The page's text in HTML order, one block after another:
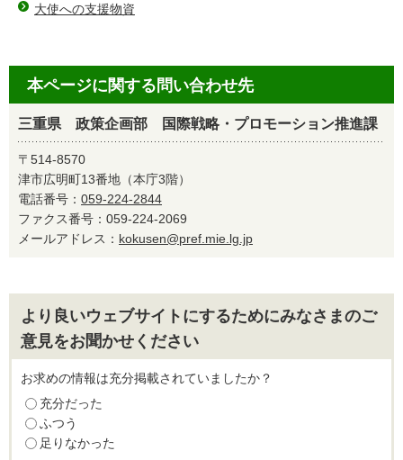
大使への支援物資
本ページに関する問い合わせ先
三重県 政策企画部 国際戦略・プロモーション推進課
〒514-8570
津市広明町13番地（本庁3階）
電話番号： 059-224-2844
ファクス番号：059-224-2069
メールアドレス： kokusen@pref.mie.lg.jp
より良いウェブサイトにするためにみなさまのご
意見をお聞かせください
お求めの情報は充分掲載されていましたか？
充分だった
ふつう
足りなかった